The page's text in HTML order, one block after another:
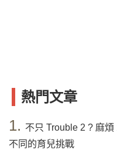
熱門文章
1. 不只 Trouble 2 ? 麻
不同的育兒挑戰